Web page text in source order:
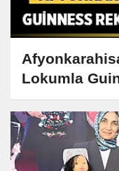
Lokumla